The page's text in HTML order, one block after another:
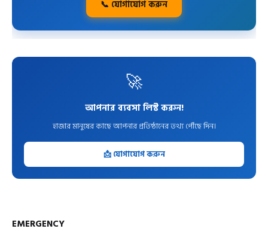
📞 যোগাযোগ করুন
🚀
আপনার ব্যবসা লিস্ট করুন!
হাজার মানুষের কাছে আপনার প্রতিষ্ঠানের তথ্য পৌঁছে দিন।
📩 যোগাযোগ করুন
EMERGENCY